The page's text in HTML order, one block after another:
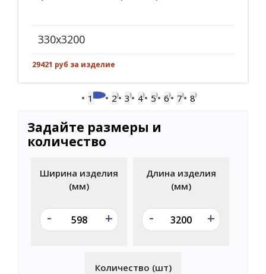
330x3200
29421 руб за изделие
1 2 3 4 5 6 7 8
Задайте размеры и
количество
Ширина изделия
(мм)
- +
Длина изделия
(мм)
- +
Количество (шт)